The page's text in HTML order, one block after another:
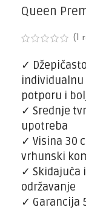
Queen
(1
✓
individualnu
potporu i
✓ Srednje
upotreba
✓ Visina 30
vrhunski
✓ Skidajuća
održavanje
✓ Garancija